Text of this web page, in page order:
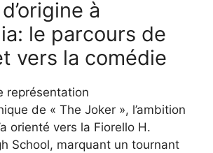
à
le parcours de
vers la comédie
représentation
de « The Joker », l’ambition
orienté vers la Fiorello H.
School, marquant un tournant